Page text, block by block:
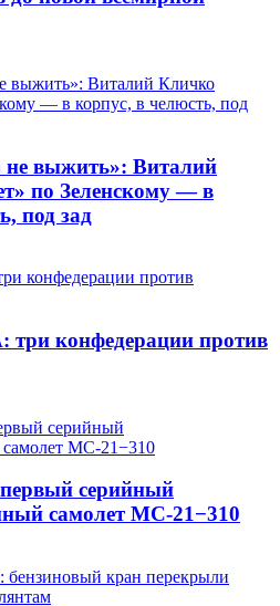
не выжить»: Виталий
по Зеленскому — в
под зад
конфедерации против
серийный
самолет МС-21−310